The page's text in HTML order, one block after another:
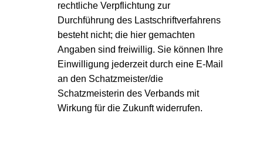
rechtliche Verpflichtung zur
Durchführung des Lastschriftverfahrens
besteht nicht; die hier gemachten
Angaben sind freiwillig. Sie können Ihre
Einwilligung jederzeit durch eine E-Mail
an den Schatzmeister/die
Schatzmeisterin des Verbands mit
Wirkung für die Zukunft widerrufen.